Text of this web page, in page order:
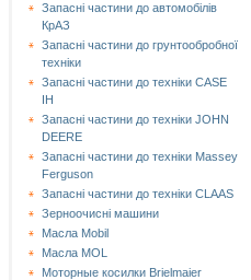
Запасні частини до автомобілів
КрАЗ
Запасні частини до грунтообробної
техніки
Запасні частини до техніки CASE
IH
Запасні частини до техніки JOHN
DEERE
Запасні частини до техніки Massey
Ferguson
Запасні частини до техніки СLAAS
Зерноочисні машини
Масла Mobil
Масла MOL
Моторные косилки Brielmaier